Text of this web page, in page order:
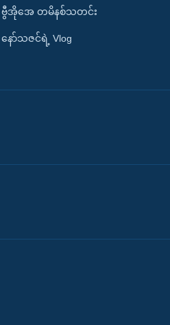
ဗွီအိုအေ တမိနစ်သတင်း
နော်သဇင်ရဲ့ Vlog